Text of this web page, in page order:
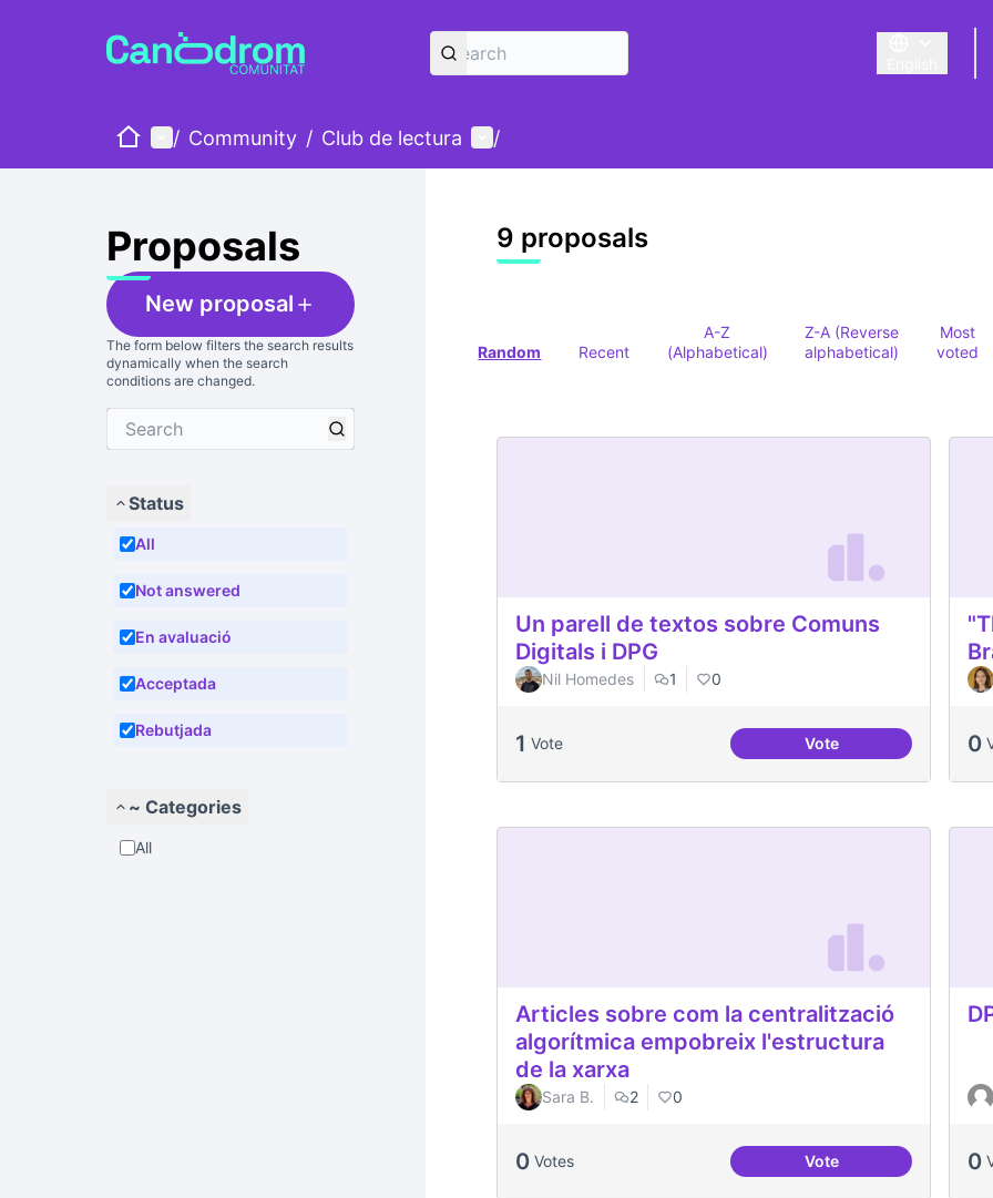
Triar la llengua
HomeMain menu
/ Community / Club de lectura User menu
/
Proposals
New proposal
The form below filters the search results
dynamically when the search
conditions are changed.
Status
All
Not answered
En avaluació
Acceptada
Rebutjada
~ Categories
All
9 proposals
Random Recent
A-Z
(Alphabetical)
Z-A (Reverse
alphabetical)
Most
voted
Un parell de textos sobre Comuns
Digitals i DPG
Nil Homedes 1 0
1 Vote VoteUn parell de textos 0
Articles sobre com la centralització
algorítmica empobreix l'estructura
de la xarxa
Sara B. 2 0
0 Votes VoteArticles sobre com la0